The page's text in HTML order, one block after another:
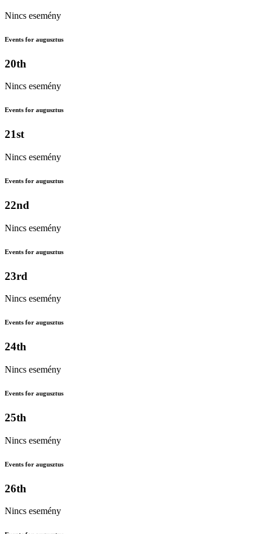
Nincs esemény
Events for augusztus
20th
Nincs esemény
Events for augusztus
21st
Nincs esemény
Events for augusztus
22nd
Nincs esemény
Events for augusztus
23rd
Nincs esemény
Events for augusztus
24th
Nincs esemény
Events for augusztus
25th
Nincs esemény
Events for augusztus
26th
Nincs esemény